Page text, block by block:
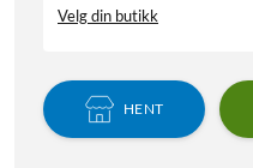
Velg din butikk
HENT